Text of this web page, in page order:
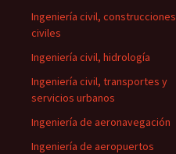
Ingeniería civil, construcciones
civiles
Ingeniería civil, hidrología
Ingeniería civil, transportes y
servicios urbanos
Ingeniería de aeronavegación
Ingeniería de aeropuertos